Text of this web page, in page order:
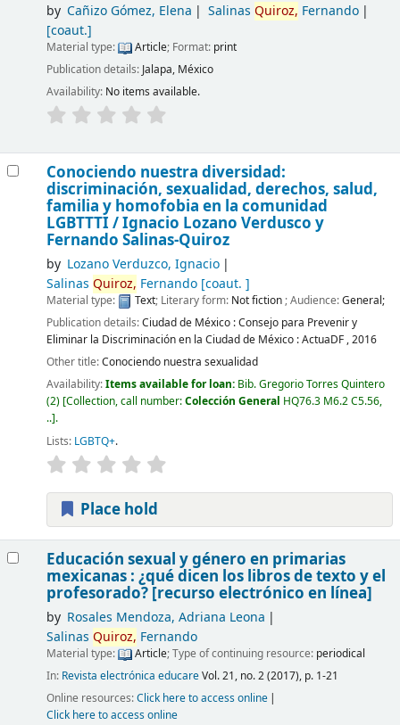
by Cañizo Gómez, Elena Salinas Quiroz, Fernando
[coaut.]
Material type: Article; Format: print
Publication details: Jalapa, México
Availability: No items available.
Conociendo nuestra diversidad:
discriminación, sexualidad, derechos, salud,
familia y homofobia en la comunidad
LGBTTTI /Ignacio Lozano Verdusco y
Fernando Salinas-Quiroz
by Lozano Verduzco, Ignacio
Salinas Quiroz, Fernando[coaut. ]
Material type: Text; Literary form: Not fiction; Audience:General;
Publication details:Ciudad de México :Consejo para Prevenir y
Eliminar la Discriminación en la Ciudad de México : ActuaDF ,2016
Other title:Conociendo nuestra sexualidad
Availability:Items available for loan: Bib. Gregorio Torres Quintero
(2) Collection, call number:Colección General HQ76.3 M6.2 C5.56,
.. .
Lists: LGBTQ+.
Place hold
Educación sexual y género en primarias
mexicanas : ¿qué dicen los libros de texto y el
profesorado? [recurso electrónico en línea]
by Rosales Mendoza, Adriana Leona
Salinas Quiroz, Fernando
Material type: Article; Type of continuing resource: periodical
In: Revista electrónica educareVol. 21, no. 2 (2017), p. 1-21
Online resources:Click here to access online
Click here to access online